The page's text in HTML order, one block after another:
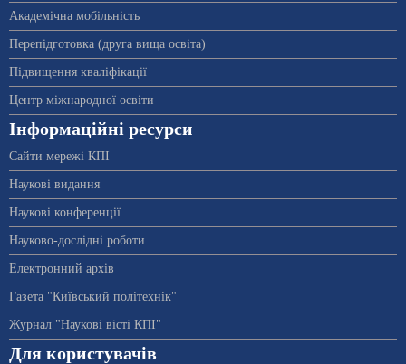
Академічна мобільність
Перепідготовка (друга вища освіта)
Підвищення кваліфікації
Центр міжнародної освіти
Інформаційні ресурси
Сайти мережі КПІ
Наукові видання
Наукові конференції
Науково-дослідні роботи
Електронний архів
Газета "Київський політехнік"
Журнал "Наукові вісті КПІ"
Для користувачів